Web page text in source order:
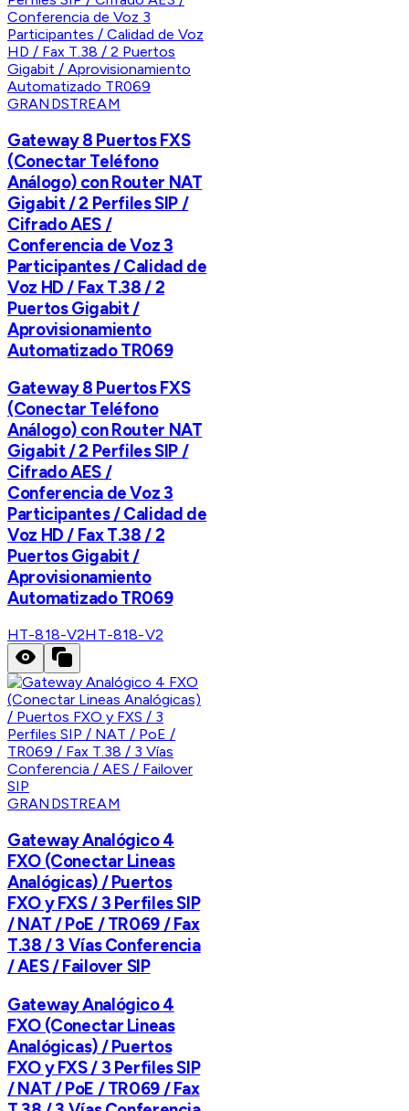
GRANDSTREAM
Gateway 8 Puertos FXS
(Conectar Teléfono
Análogo) con Router NAT
Gigabit / 2 Perfiles SIP /
Cifrado AES /
Conferencia de Voz 3
Participantes / Calidad de
Voz HD / Fax T.38 / 2
Puertos Gigabit /
Aprovisionamiento
Automatizado TR069
Gateway 8 Puertos FXS
(Conectar Teléfono
Análogo) con Router NAT
Gigabit / 2 Perfiles SIP /
Cifrado AES /
Conferencia de Voz 3
Participantes / Calidad de
Voz HD / Fax T.38 / 2
Puertos Gigabit /
Aprovisionamiento
Automatizado TR069
HT-818-V2HT-818-V2
GRANDSTREAM
Gateway Analógico 4
FXO (Conectar Lineas
Analógicas) / Puertos
FXO y FXS / 3 Perfiles SIP
/ NAT / PoE / TR069 / Fax
T.38 / 3 Vías Conferencia
/ AES / Failover SIP
Gateway Analógico 4
FXO (Conectar Lineas
Analógicas) / Puertos
FXO y FXS / 3 Perfiles SIP
/ NAT / PoE / TR069 / Fax